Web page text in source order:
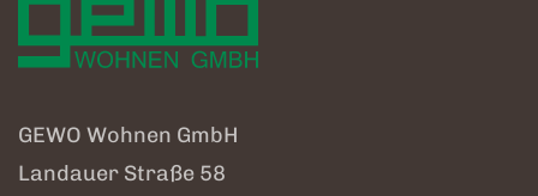
GEWO Wohnen GmbH
Landauer Straße 58